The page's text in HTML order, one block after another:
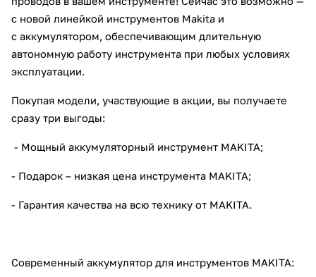
с новой линейкой инструментов Makita и
с аккумулятором, обеспечивающим длительную
автономную работу инструмента при любых условиях
эксплуатации.
Покупая модели, участвующие в акции, вы получаете
сразу три выгоды:
- Мощный аккумуляторный инструмент MAKITA;
- Подарок – низкая цена инструмента MAKITA;
- Гарантия качества на всю технику от MAKITA.
Современный аккумулятор для инструментов MAKITA:
раз в 2 недели